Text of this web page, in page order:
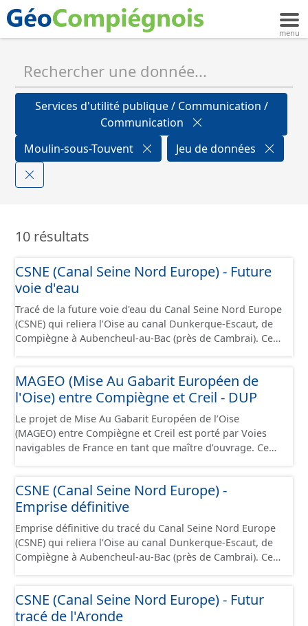
Services d'utilité publique / Communication /
Communication
Moulin-sous-Touvent
Jeu de données
10 résultats
CSNE (Canal Seine Nord Europe) - Future
voie d'eau
Tracé de la future voie d'eau du Canal Seine Nord Europe
(CSNE) qui reliera l’Oise au canal Dunkerque-Escaut, de
Compiègne à Aubencheul-au-Bac (près de Cambrai). Ce
jusque 11,40 mètres de large, pouvant contenir 4 400
tonnes de marchandises, soit l'équivalent de 220
la partie du sud CSNE.
MAGEO (Mise Au Gabarit Européen de
l'Oise) entre Compiègne et Creil - DUP
Le projet de Mise Au Gabarit Européen de l’Oise
(MAGEO) entre Compiègne et Creil est porté par Voies
navigables de France en tant que maître d’ouvrage. Ce
Creil, afin d’accueillir des convois gabarit européen Vb
transportant jusqu’à 4 400 tonnes de marchandises. Ce
projet se situe au débouché sud du canal Seine-Nord
Europe, maillon central de la liaison fluviale Seine-
Escaut. Il s’étend sur 42 kilomètres de linéaire, depuis le
pont SNCF de Compiègne jusqu’à l’écluse de Creil, et
Cette ressource contient le périmètre de la déclaration
d'utilité publique (DUP).
CSNE (Canal Seine Nord Europe) -
Emprise définitive
Emprise définitive du tracé du Canal Seine Nord Europe
(CSNE) qui reliera l’Oise au canal Dunkerque-Escaut, de
Compiègne à Aubencheul-au-Bac (près de Cambrai). Ce
jusque 11,40 mètres de large, pouvant contenir 4 400
tonnes de marchandises, soit l'équivalent de 220
CSNE (Canal Seine Nord Europe) - Futur
tracé de l'Aronde